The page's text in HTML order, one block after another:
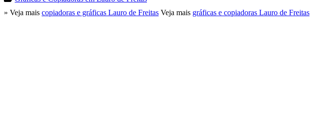
» Veja mais copiadoras e gráficas Lauro de Freitas Veja mais gráficas e copiadoras Lauro de Freitas